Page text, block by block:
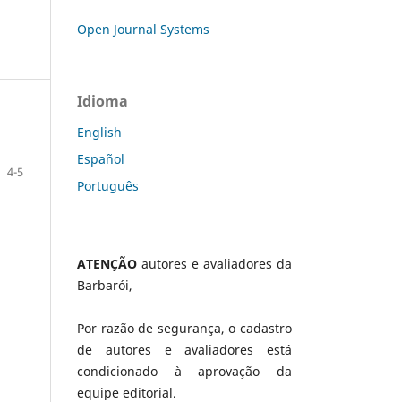
4-5
Open Journal Systems
Idioma
English
Español
Português
ATENÇÃO autores e avaliadores da
Barbarói,
Por razão de segurança, o cadastro
de autores e avaliadores está
condicionado à aprovação da
equipe editorial.